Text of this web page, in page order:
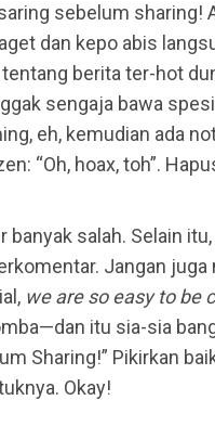
sebelum sharing!
dan kepo abis
berita ter-hot
sengaja bawa
eh, kemudian ada
“Oh, hoax, toh”.
salah. Selain
Jangan juga
we are so easy to be
itu sia-sia
Sharing!” Pikirkan
Okay!